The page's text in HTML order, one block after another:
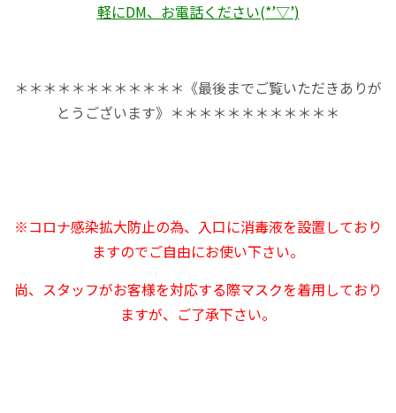
軽にDM、お電話ください(*’▽’)
＊＊＊＊＊＊＊＊＊＊＊＊《最後までご覧いただきありが
とうございます》＊＊＊＊＊＊＊＊＊＊＊＊
※コロナ感染拡大防止の為、入口に消毒液を設置しており
ますのでご自由にお使い下さい。
尚、スタッフがお客様を対応する際マスクを着用しており
ますが、ご了承下さい。